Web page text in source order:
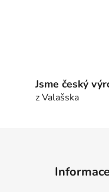
Jsme český
z Valašska